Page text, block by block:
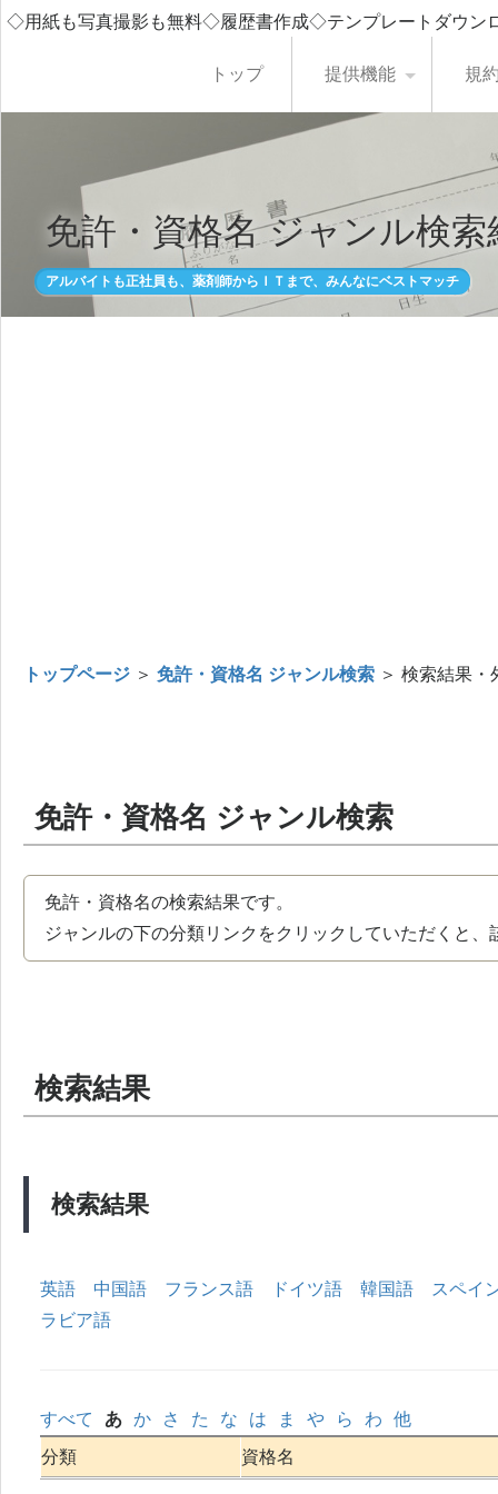
◇用紙も写真撮影も無料◇履歴書作成◇テンプレートダウ
トップ 提供機能 規
免許・資格名 ジャンル検索
アルバイトも正社員も、薬剤師からＩＴまで、みんなにベストマッチ
トップページ ＞ 免許・資格名 ジャンル検索 ＞ 検索結果・
免許・資格名 ジャンル検索
免許・資格名の検索結果です。
ジャンルの下の分類リンクをクリックしていただくと
検索結果
検索結果
英語 中国語 フランス語 ドイツ語 韓国語
スペイ
ラビア語
すべて あ か さ た な は ま や ら わ
他
分類
資格名